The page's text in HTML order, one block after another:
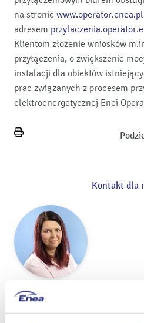
na stronie www.operator.enea.pl
adresem
Klientom złożenie wniosków
przyłączenia, o zwiększenie
instalacji dla obiektów
prac związanych z procesem
elektroenergetycznej Enei
Wydrukuj
Kontakt dla
Danuta Tabaka
Enea Operator